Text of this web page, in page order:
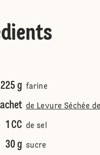
225 g farine
de Levure Séchée
1 CC de sel
30 g sucre